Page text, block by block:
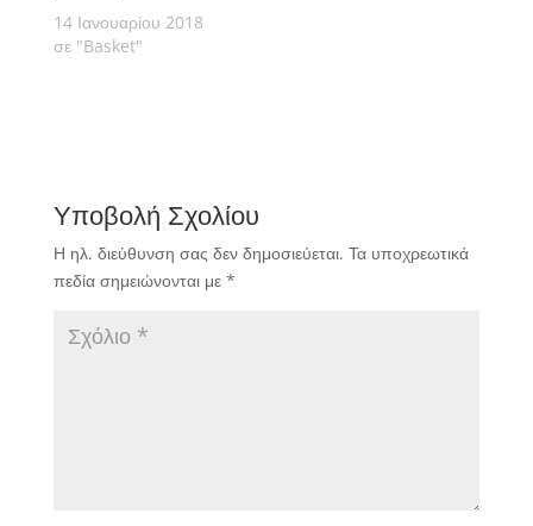
14 Ιανουαρίου 2018
σε "Basket"
Υποβολή Σχολίου
Η ηλ. διεύθυνση σας δεν δημοσιεύεται. Τα υποχρεωτικά
πεδία σημειώνονται με *